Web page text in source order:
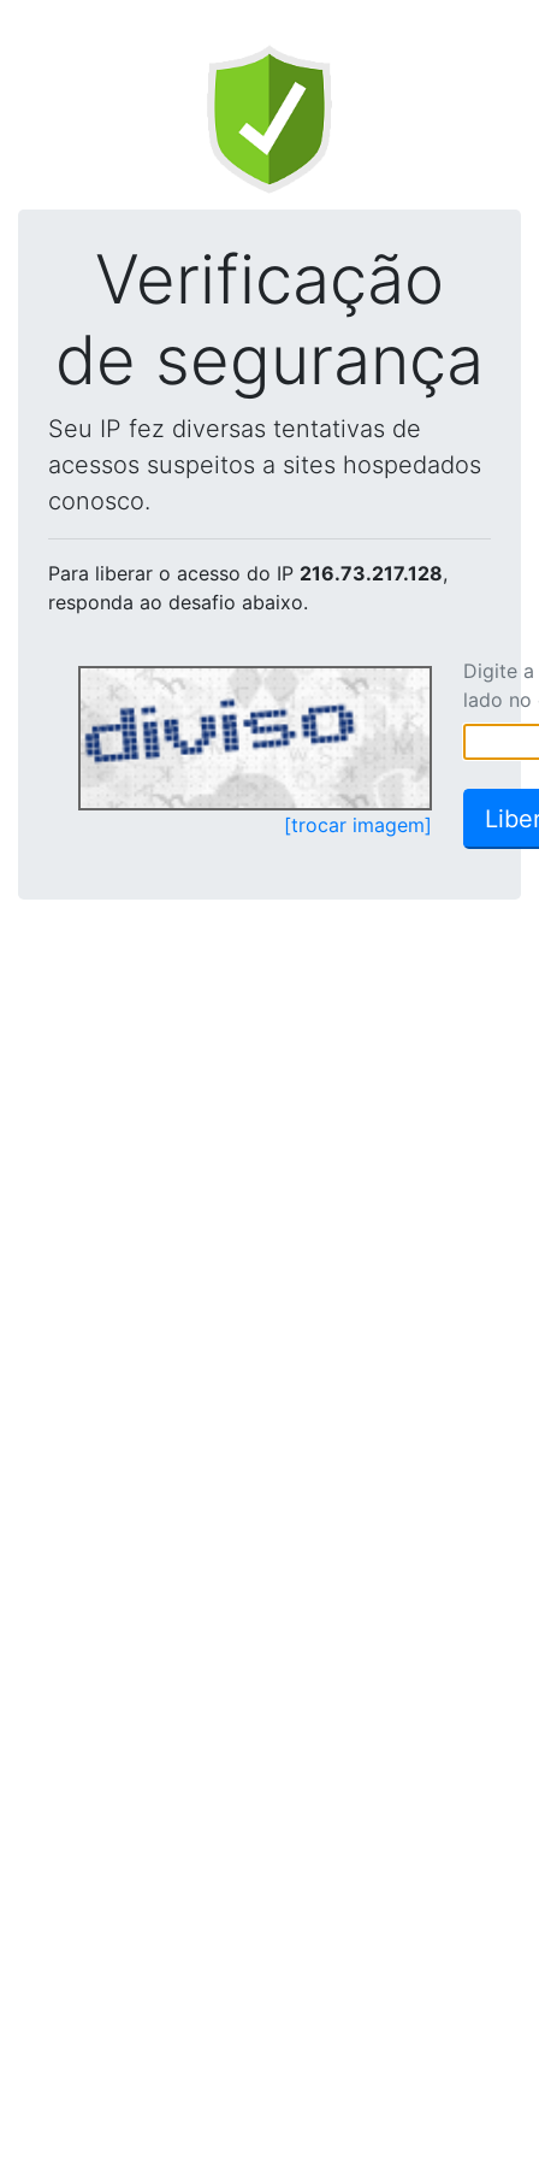
Verificação
de segurança
Seu IP fez diversas tentativas de
acessos suspeitos a sites hospedados
conosco.
Para liberar o acesso do IP 216.73.217.128,
responda ao desafio abaixo.
[trocar imagem]
Digite
lado no